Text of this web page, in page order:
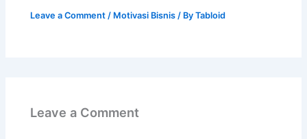
Leave a Comment / Motivasi Bisnis / ByTabloid
Leave a Comment